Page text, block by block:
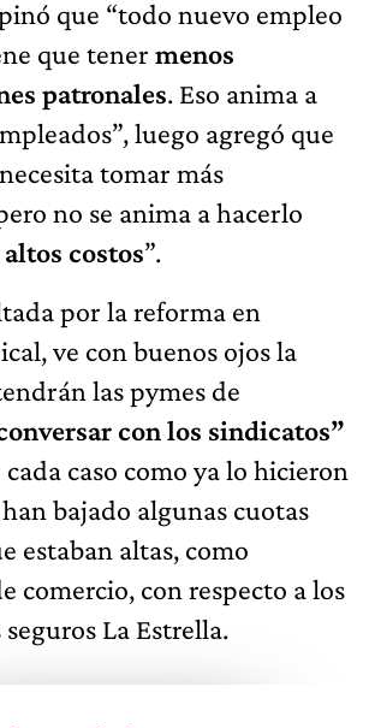
que “todo nuevo empleo
que tener menos
patronales. Eso anima a
luego agregó que
tomar más
no se anima a hacerlo
costos”.
por la reforma en
ve con buenos ojos la
las pymes de
con los sindicatos”
caso como ya lo hicieron
bajado algunas cuotas
estaban altas, como
comercio, con respecto a los
La Estrella.